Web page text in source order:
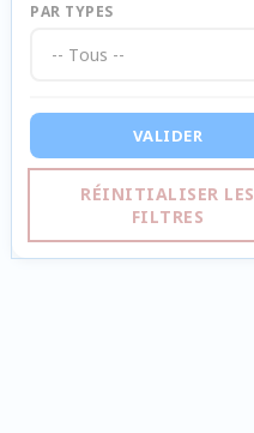
PAR TYPES
VALIDER
RÉINITIALISER LES
FILTRES